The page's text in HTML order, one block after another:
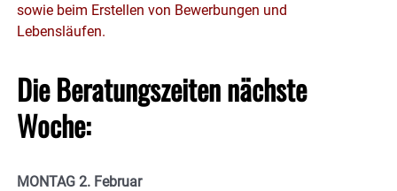
sowie beim Erstellen von Bewerbungen und
Lebensläufen.
Die Beratungszeiten nächste
Woche:
MONTAG 2. Februar